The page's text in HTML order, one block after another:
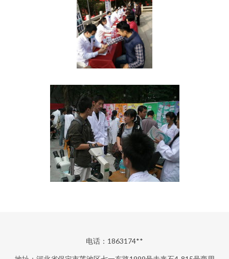
电话：1863174**